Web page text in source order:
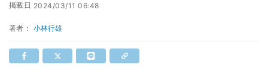
掲載日 2024/03/11 06:48
著者： 小林行雄